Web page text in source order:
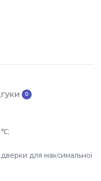
0
℃;
дверки для максимальної